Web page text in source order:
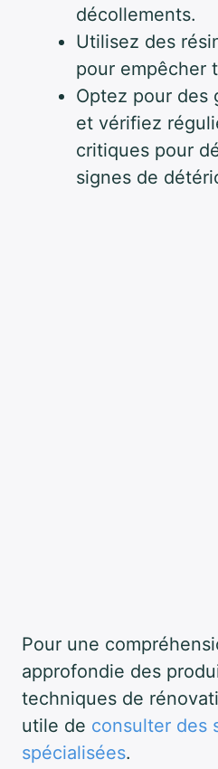
décollements.
Utilisez des
pour empêcher
Optez pour des
et vérifiez
critiques pour
signes de
Pour une
approfondie des
techniques de
utile de consulter des
spécialisées.